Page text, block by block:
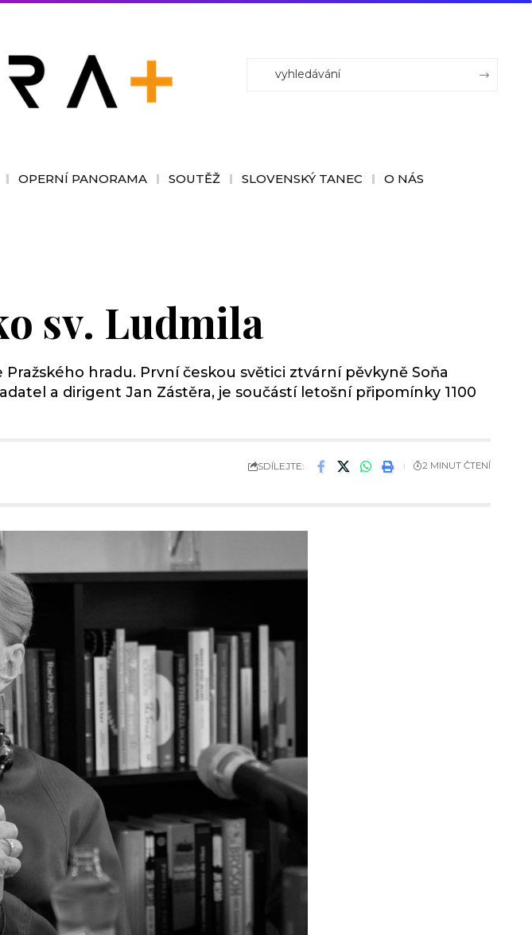
OPERNÍ PANORAMA SOUTĚŽ SLOVENSKÝ TANEC O NÁS
sv. Ludmila
hradu. První českou světici ztvární pěvkyně Soňa
a dirigent Jan Zástěra, je součástí letošní připomínky 1100
SDÍLEJTE: 2 MINUT ČTENÍ